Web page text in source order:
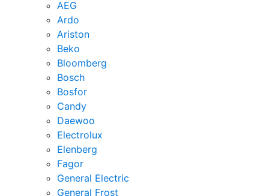
AEG
Ardo
Ariston
Beko
Bloomberg
Bosch
Bosfor
Candy
Daewoo
Electrolux
Elenberg
Fagor
General Electric
General Frost